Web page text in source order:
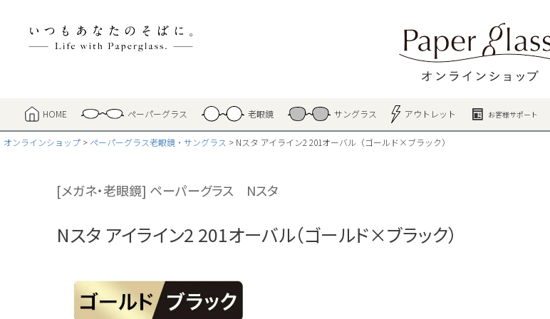
HOME ペーパーグラス 老眼鏡 サングラス アウトレット お客様サポート
オンラインショップ ペーパーグラス老眼鏡・サングラス Nスタ アイライン2 201オーバル（ゴールド×ブラック）
[メガネ・老眼鏡] ペーパーグラス Nスタ
Nスタ アイライン2 201オーバル（ゴールド×ブラック）